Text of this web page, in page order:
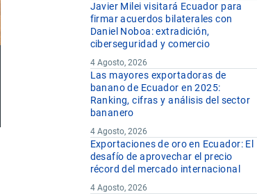
Javier Milei visitará Ecuador para
firmar acuerdos bilaterales con
Daniel Noboa: extradición,
ciberseguridad y comercio
4 Agosto, 2026
Las mayores exportadoras de
banano de Ecuador en 2025:
Ranking, cifras y análisis del sector
bananero
4 Agosto, 2026
Exportaciones de oro en Ecuador: El
desafío de aprovechar el precio
récord del mercado internacional
4 Agosto, 2026